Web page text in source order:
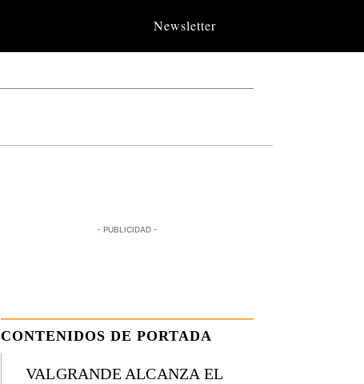
Newsletter
- PUBLICIDAD -
CONTENIDOS DE PORTADA
VALGRANDE ALCANZA EL